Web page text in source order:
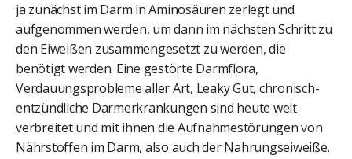
ja zunächst im Darm in Aminosäuren zerlegt und
aufgenommen werden, um dann im nächsten Schritt zu
den Eiweißen zusammengesetzt zu werden, die
benötigt werden. Eine gestörte Darmflora,
Verdauungsprobleme aller Art, Leaky Gut, chronisch-
entzündliche Darmerkrankungen sind heute weit
verbreitet und mit ihnen die Aufnahmestörungen von
Nährstoffen im Darm, also auch der Nahrungseiweiße.